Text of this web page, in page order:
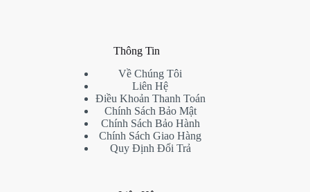
Thông Tin
Về Chúng Tôi
Liên Hệ
Điều Khoản Thanh Toán
Chính Sách Bảo Mật
Chính Sách Bảo Hành
Chính Sách Giao Hàng
Quy Định Đổi Trả